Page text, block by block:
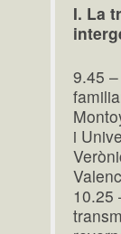
I. La
9.45
i
10.25